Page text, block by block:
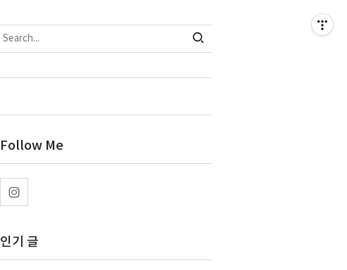
Follow Me
인기 글